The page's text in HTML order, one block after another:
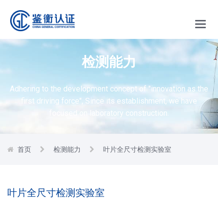
Main
Menu
检测能力
Adhering to the development concept of "innovation as the
first driving force", Since its establishment, we have
focused on laboratory construction.
首页 检测能力 叶片全尺寸检测实验室
叶片全尺寸检测实验室